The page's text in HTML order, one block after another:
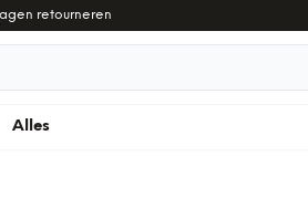
retourneren
Alles